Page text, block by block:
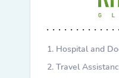
Hospital and
Travel